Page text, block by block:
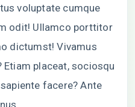
voluptate cumque
odit! Ullamco porttitor
dictumst! Vivamus
placeat, sociosqu
facere? Ante